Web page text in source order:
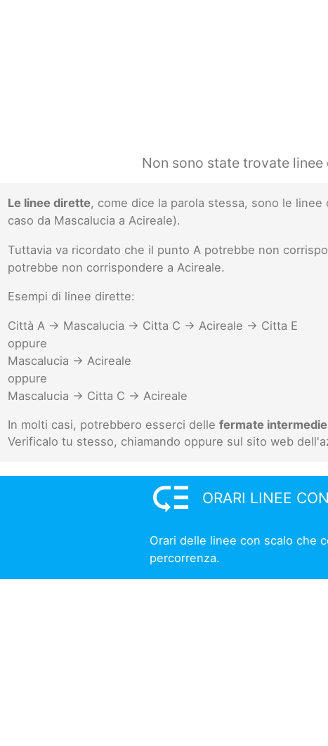
Non sono state trovate
Le linee dirette, come dice la parola stessa, sono le
caso da Mascalucia a Acireale).
Tuttavia va ricordato che il punto A potrebbe non
potrebbe non corrispondere a Acireale.
Esempi di linee dirette:
Città A -> Mascalucia -> Citta C -> Acireale -> Citta E
oppure
Mascalucia -> Acireale
oppure
Mascalucia -> Citta C -> Acireale
In molti casi, potrebbero esserci dellefermate intermedie
Verificalo tu stesso, chiamando oppure sul sito web
low_priority ORARI LINEE
Orari delle linee con scalo che
percorrenza.